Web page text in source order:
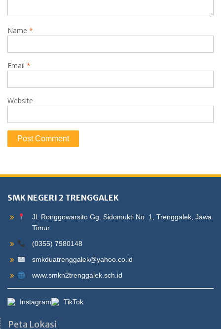
Name *
Email *
Website
SMK NEGERI 2 TRENGGALEK
Jl. Ronggowarsito Gg. Sidomukti No. 1, Trenggalek, Jawa
Timur
(0355) 7980148
smkduatrenggalek@yahoo.co.id
www.smkn2trenggalek.sch.id
Instagram TikTok
Peta Lokasi